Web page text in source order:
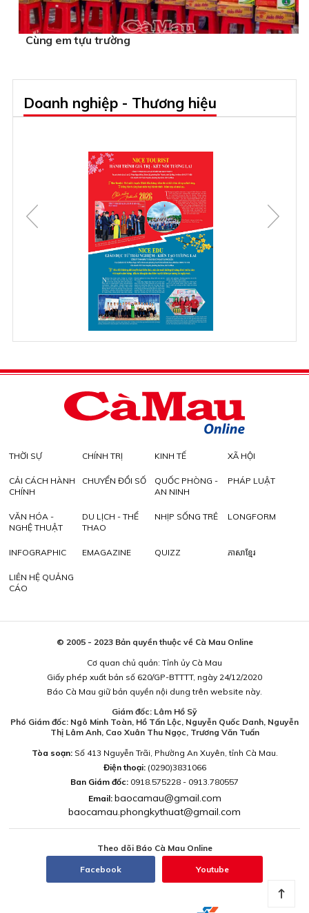
Cùng em tựu trường
Doanh nghiệp - Thương hiệu
THỜI SỰ CHÍNH TRỊ KINH TẾ XÃ HỘI
CẢI CÁCH HÀNH
CHÍNH
CHUYỂN ĐỔI SỐ
QUỐC PHÒNG -
AN NINH
PHÁP LUẬT
VĂN HÓA -
NGHỆ THUẬT
DU LỊCH - THỂ
THAO
NHỊP SỐNG TRẺ LONGFORM
INFOGRAPHIC EMAGAZINE QUIZZ ភាសាខ្មែរ
LIÊN HỆ QUẢNG
CÁO
© 2005 - 2023 Bản quyền thuộc về Cà Mau Online
Cơ quan chủ quản: Tỉnh ủy Cà Mau
Giấy phép xuất bản số 620/GP-BTTTT, ngày 24/12/2020
Báo Cà Mau giữ bản quyền nội dung trên website này.
Giám đốc: Lâm Hồ Sỹ
Phó Giám đốc: Ngô Minh Toàn, Hồ Tấn Lộc, Nguyễn Quốc Danh, Nguyễn
Thị Lâm Anh, Cao Xuân Thu Ngọc, Trương Văn Tuấn
Tòa soạn:Số 413 Nguyễn Trãi, Phường An Xuyên, tỉnh Cà Mau.
Điện thoại: (0290)3831066
Ban Giám đốc: 0918.575228 - 0913.780557
Email: baocamau@gmail.com
baocamau.phongkythuat@gmail.com
Theo dõi Báo Cà Mau Online
Facebook Youtube